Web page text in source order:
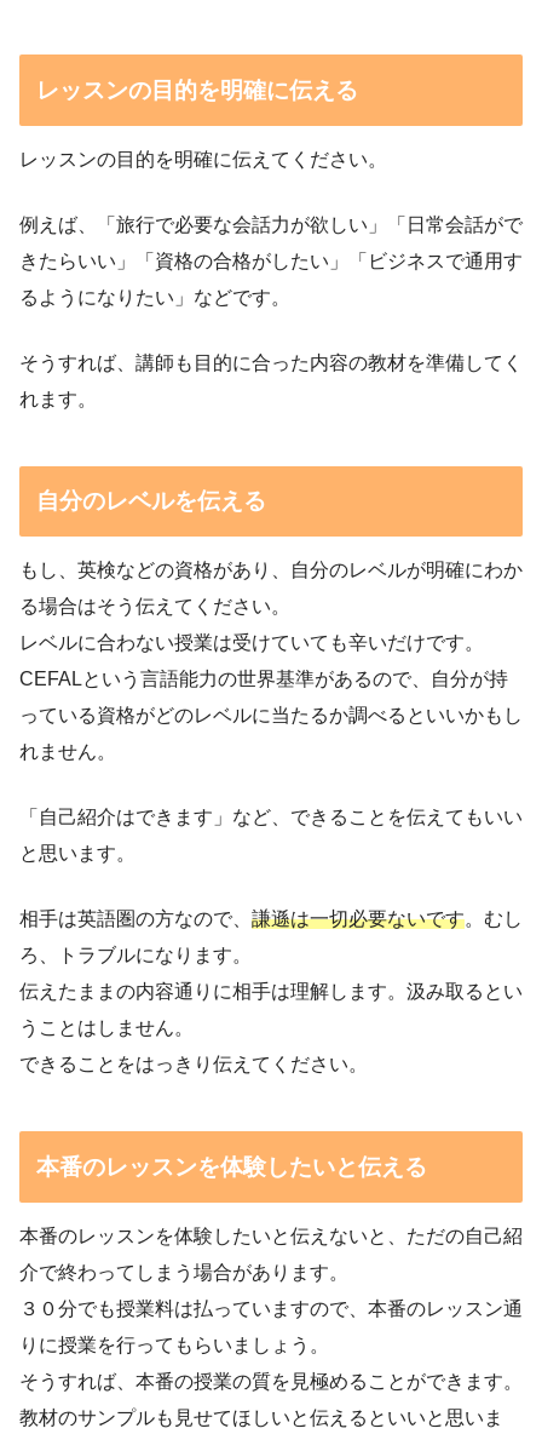
レッスンの目的を明確に伝える
レッスンの目的を明確に伝えてください。
例えば、「旅行で必要な会話力が欲しい」「日常会話がで
きたらいい」「資格の合格がしたい」「ビジネスで通用す
るようになりたい」などです。
そうすれば、講師も目的に合った内容の教材を準備してく
れます。
自分のレベルを伝える
もし、英検などの資格があり、自分のレベルが明確にわか
る場合はそう伝えてください。
レベルに合わない授業は受けていても辛いだけです。
CEFALという言語能力の世界基準があるので、自分が持
っている資格がどのレベルに当たるか調べるといいかもし
れません。
「自己紹介はできます」など、できることを伝えてもいい
と思います。
相手は英語圏の方なので、 謙遜は一切必要ないです。むし
ろ、トラブルになります。
伝えたままの内容通りに相手は理解します。汲み取るとい
うことはしません。
できることをはっきり伝えてください。
本番のレッスンを体験したいと伝える
本番のレッスンを体験したいと伝えないと、ただの自己紹
介で終わってしまう場合があります。
３０分でも授業料は払っていますので、本番のレッスン通
りに授業を行ってもらいましょう。
そうすれば、本番の授業の質を見極めることができます。
教材のサンプルも見せてほしいと伝えるといいと思いま